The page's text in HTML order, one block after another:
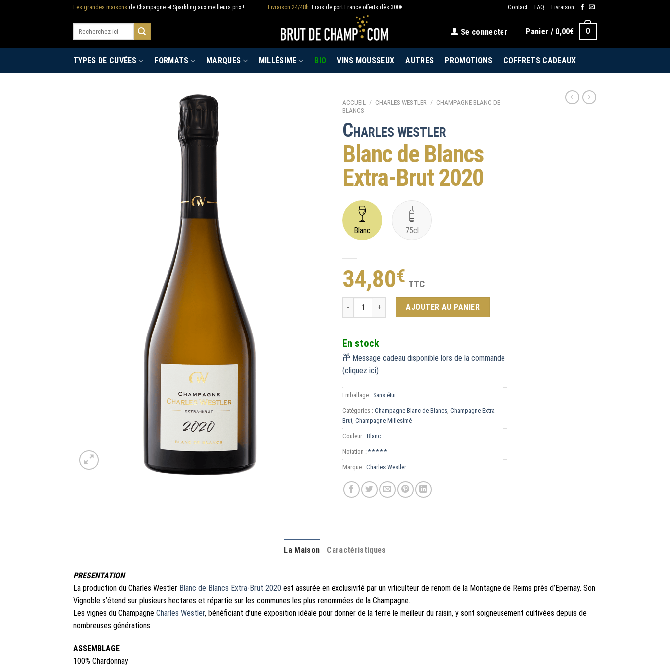
Les grandes maisons de Champagne et Sparkling aux meilleurs prix ! Livraison 24/48h Frais de port France offerts dès 300€ Contact FAQ Livraison
Recherche
Se connecter Panier / 0,00€ 0
TYPES DE CUVÉES FORMATS MARQUES MILLÉSIME BIO VINS MOUSSEUX AUTRES PROMOTIONS COFFRETS CADEAUX
ACCUEIL / CHARLES WESTLER / CHAMPAGNE BLANC DE
BLANCS
CHARLES WESTLER
Blanc de Blancs
Extra-Brut 2020
Blanc 75cl
34,80€ TTC
quantité de Blanc de Blancs Extra-Brut 2020
AJOUTER AU PANIER
En stock
Message cadeau disponible lors de la commande
(cliquez ici)
Emballage : Sans étui
Catégories : Champagne Blanc de Blancs, Champagne Extra-
Brut, Champagne Millesimé
Couleur : Blanc
Notation :* * * * *
Marque : Charles Westler
La Maison Caractéristiques
PRESENTATION
La production du Charles Westler Blanc de Blancs Extra-Brut 2020 est assurée en exclusivité par un viticulteur de renom de la Montagne de Reims près d’Epernay. Son
Vignoble s’étend sur plusieurs hectares et répartie sur les communes les plus renommées de la Champagne.
Les vignes du Champagne Charles Westler, bénéficiant d’une exposition idéale pour donner de la terre le meilleur du raisin, y sont soigneusement cultivées depuis de
nombreuses générations.
ASSEMBLAGE
100% Chardonnay